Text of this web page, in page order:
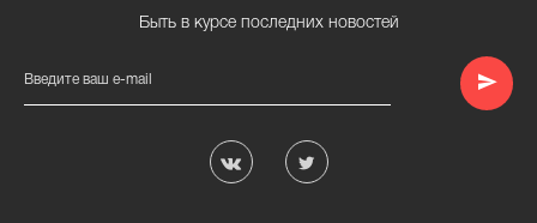
Быть в курсе последних новостей
Введите ваш e-mail